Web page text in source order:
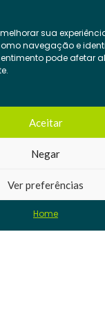
sua
navegação e
pode afetar
Aceitar
Negar
Ver preferências
Home